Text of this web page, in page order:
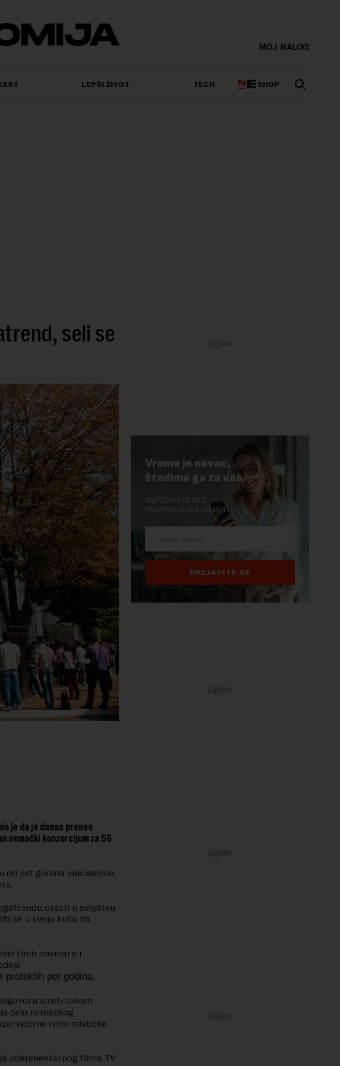
MOJ NALOG
LEPŠI ŽIVOT TECH SHOP
seli se
je da je danas preneo
nemački konzorcijum za 56
od pet godina sukcesivno,
ostati u svojstvu
se u svoju kuću na
finih novinara i
proteklih pet godina.
izneti tokom
čelu nemačkog
reformističke
dokumentarnog filma TV
Vreme je novac,
štedimo ga za vas.
NAJVREDNIJE OD NOVE
EKONOMIJE STIŽE U VAŠ MEJL.
PRIJAVITE SE